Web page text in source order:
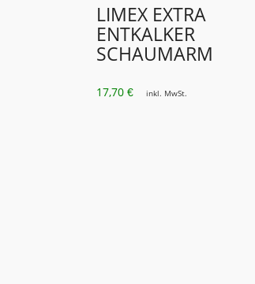
LIMEX EXTRA
ENTKALKER
SCHAUMARM
17,70 € inkl. MwSt.